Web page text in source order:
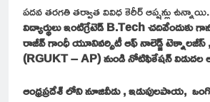
పదవ తరగతి తర్వాత వివిధ కెరీర్ ఆప్షన్లు
విద్యార్థులు ఇంటిగ్రేటెడ్ B.Tech చదివేందుకు
రాజీవ్ గాంధీ యూనివర్సిటీ ఆఫ్ నాలెడ్జ్ టెక్నాలజీస్ ,
(RGUKT – AP) నుండి నోటిఫికేషన్ విడుదల
ఆంధ్రప్రదేశ్ లోని నూజివీడు , ఇడుపులపాయ,